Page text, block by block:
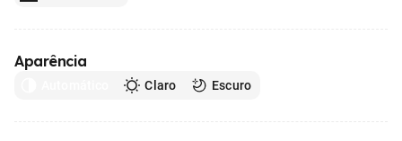
Aparência
Claro Escuro